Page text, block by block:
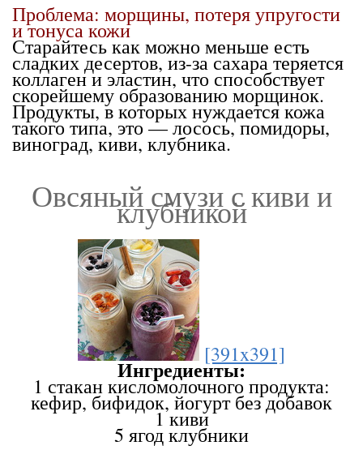
Проблема: морщины, потеря упругости
и тонуса кожи
Старайтесь как можно меньше есть
сладких десертов, из-за сахара теряется
коллаген и эластин, что способствует
скорейшему образованию морщинок.
Продукты, в которых нуждается кожа
такого типа, это — лосось, помидоры,
виноград, киви, клубника.
Овсяный смузи с киви и
клубникой
[391x391]
Ингредиенты:
1 стакан кисломолочного продукта:
кефир, бифидок, йогурт без добавок
1 киви
5 ягод клубники